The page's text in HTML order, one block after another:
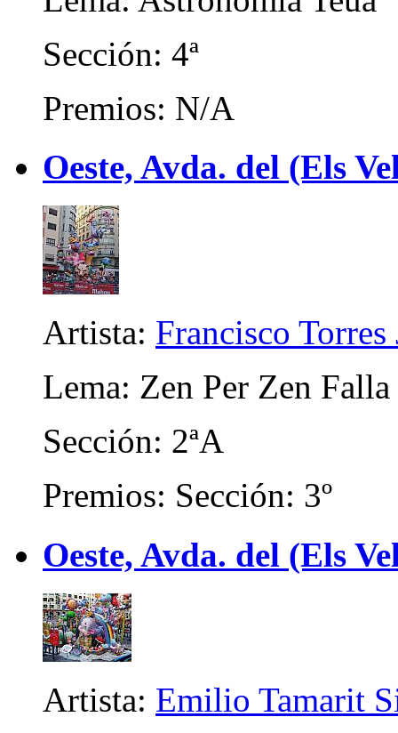
Sección: 4ª
Premios: N/A
Oeste, Avda. del (Els
Artista: Francisco
Lema: Zen Per Zen Falla
Sección: 2ªA
Premios: Sección: 3º
Oeste, Avda. del (Els
Artista: Emilio Tamarit